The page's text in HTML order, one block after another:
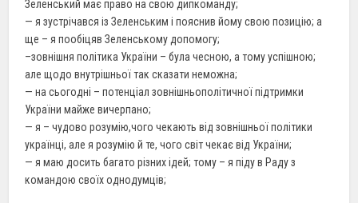
Зеленський має право на свою дипкоманду;
— я зустрічався із Зеленським і пояснив йому свою позицію; а
ще – я пообіцяв Зеленському допомогу;
–зовнішня політика України – була чесною, а тому успішною;
але щодо внутрішньої так сказати неможна;
— на сьогодні – потенціал зовнішньополітичної підтримки
України майже вичерпано;
— я – чудово розумію,чого чекають від зовнішньої політики
українці, але я розумію й те, чого світ чекає від України;
— я маю досить багато різних ідей; тому – я піду в Раду з
командою своїх однодумців;